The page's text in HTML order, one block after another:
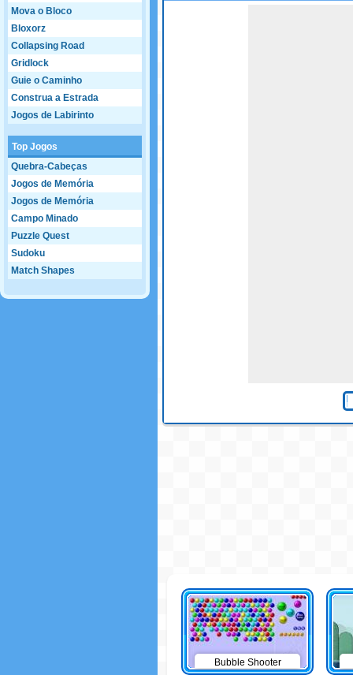
Mova o Bloco
Bloxorz
Collapsing Road
Gridlock
Guie o Caminho
Construa a Estrada
Jogos de Labirinto
Top Jogos
Quebra-Cabeças
Jogos de Memória
Jogos de Memória
Campo Minado
Puzzle Quest
Sudoku
Match Shapes
Bubble Shooter